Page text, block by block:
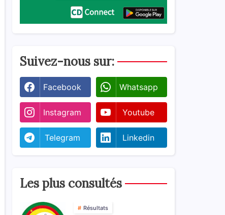
Suivez-nous sur:
Facebook Whatsapp
Instagram Youtube
Telegram Linkedin
Les plus consultés
Résultats